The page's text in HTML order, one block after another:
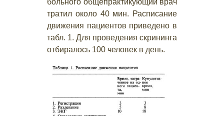
больного общепрактикующий врач
тратил около 40 мин. Расписание
движения пациентов приведено в
табл. 1. Для проведения скрининга
отбиралось 100 человек в день.